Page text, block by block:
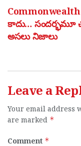
కాదు… సందర్భమూ
అసలు నిజాలు
Leave a
Your email address
are marked *
Comment *